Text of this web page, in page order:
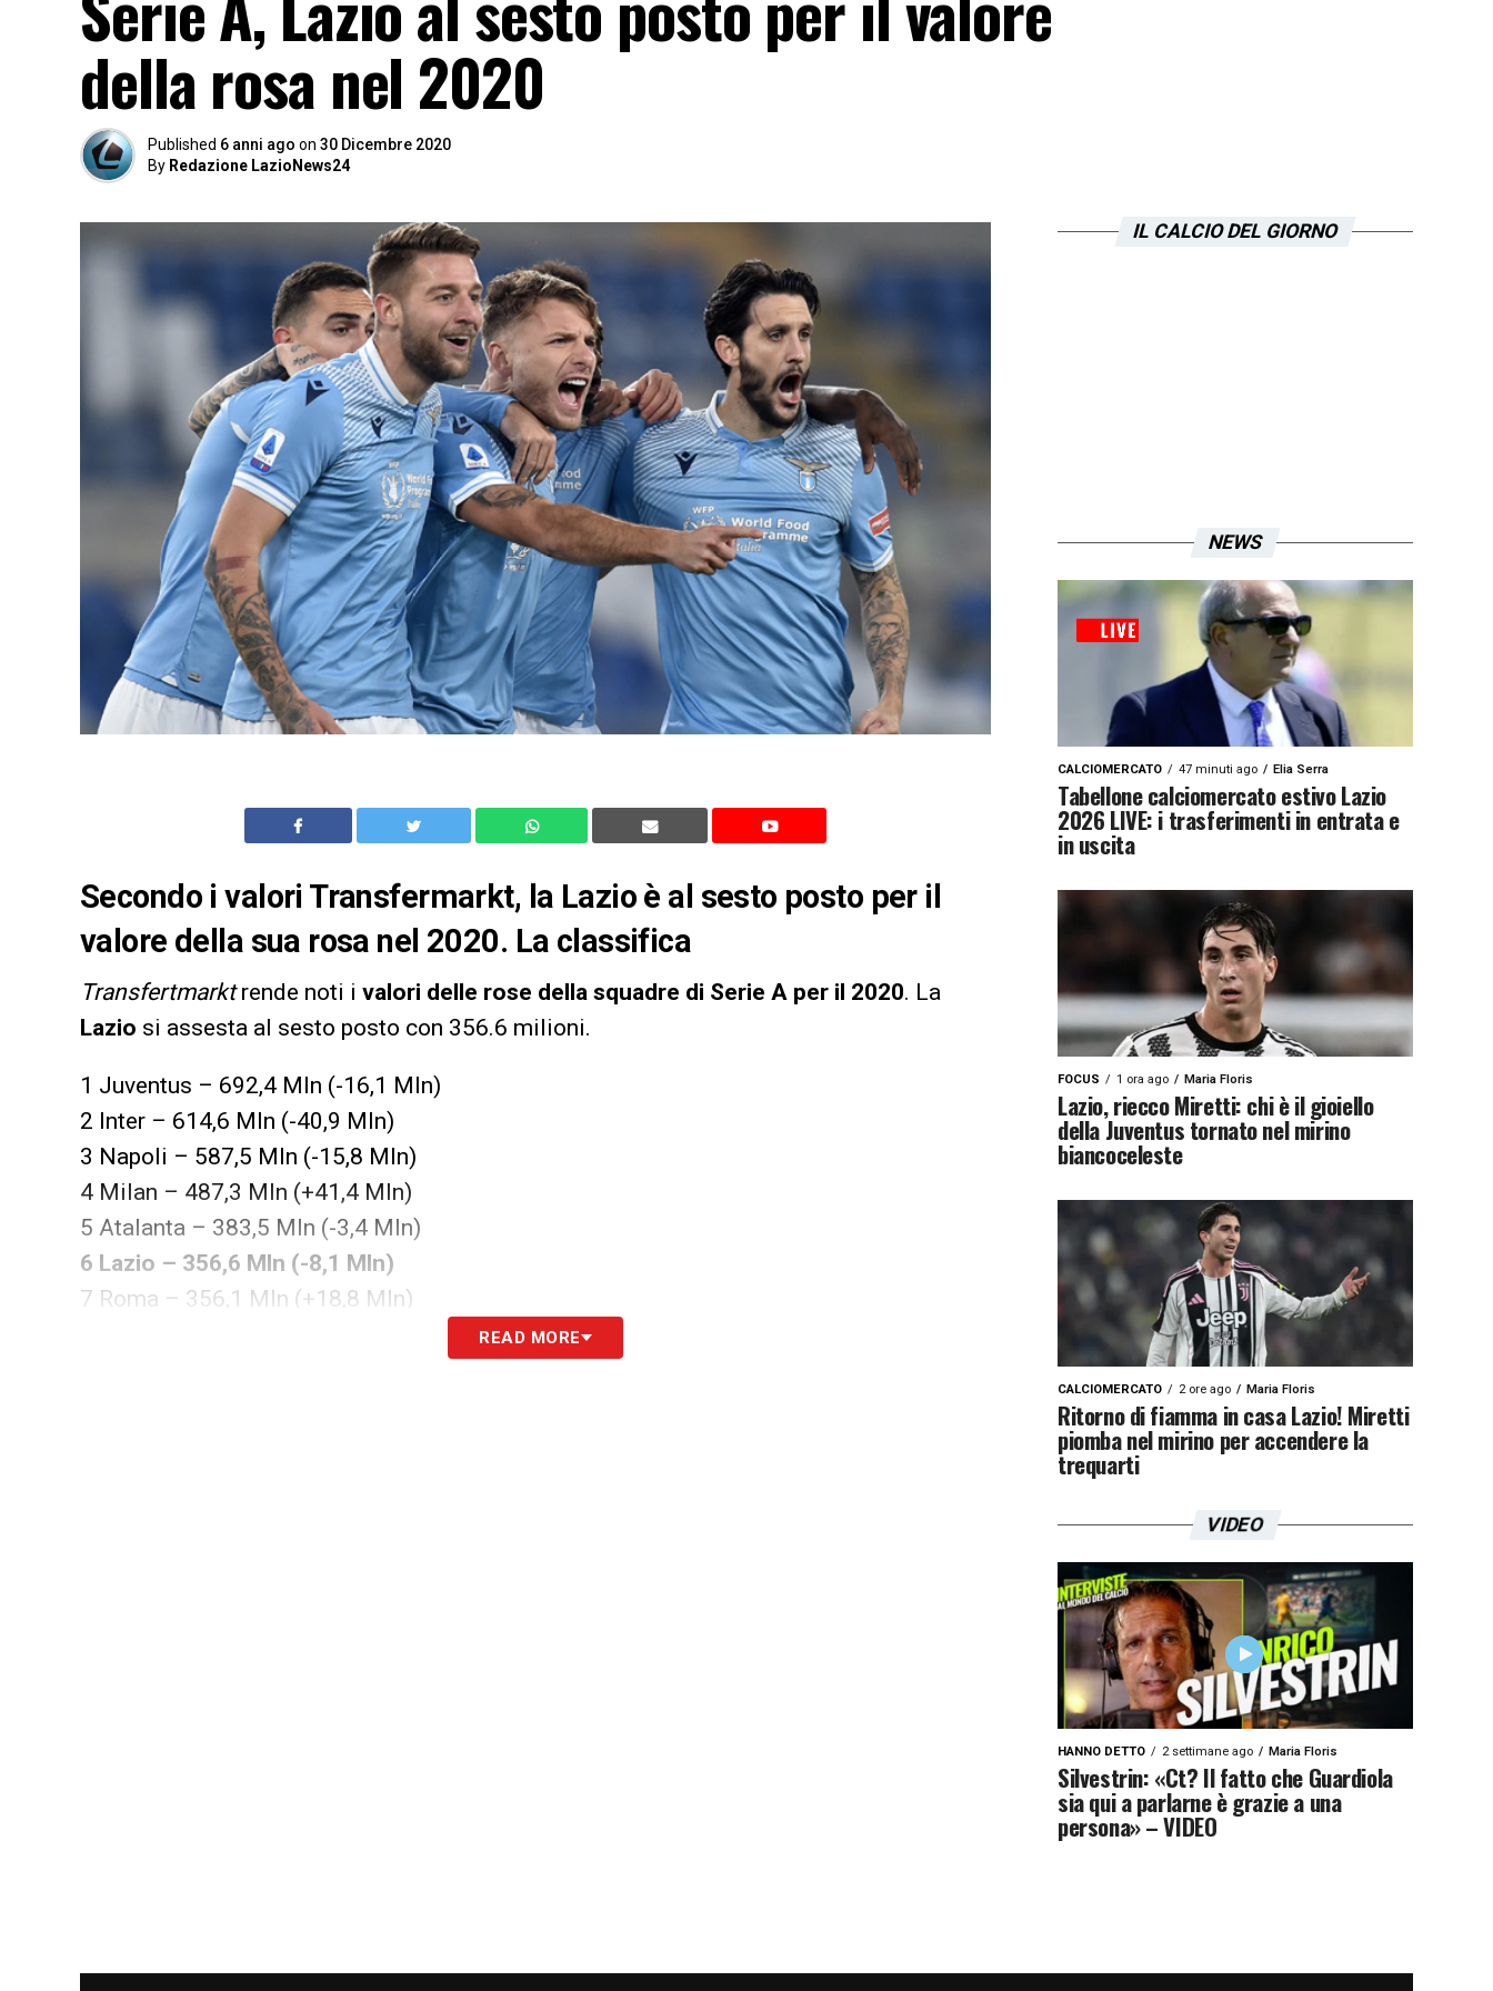
della rosa nel 2020
Published 6 anni ago on 30 Dicembre 2020
By Redazione LazioNews24
Secondo i valori Transfermarkt, la Lazio è al sesto posto per il
valore della sua rosa nel 2020. La classifica
Transfertmarktrende noti i valori delle rose della squadre di Serie A per il 2020. La
Lazio si assesta al sesto posto con 356.6 milioni.
1 Juventus – 692,4 Mln (-16,1 Mln)
2 Inter – 614,6 Mln (-40,9 Mln)
3 Napoli – 587,5 Mln (-15,8 Mln)
4 Milan – 487,3 Mln (+41,4 Mln)
5 Atalanta – 383,5 Mln (-3,4 Mln)
6 Lazio – 356,6 Mln (-8,1 Mln)
7 Roma – 356,1 Mln (+18,8 Mln)
READ MORE
IL CALCIO DEL GIORNO
NEWS
CALCIOMERCATO 47 minuti ago Elia Serra
Tabellone calciomercato estivo Lazio
2026 LIVE: i trasferimenti in entrata e
in uscita
FOCUS 1 ora ago Maria Floris
Lazio, riecco Miretti: chi è il gioiello
della Juventus tornato nel mirino
biancoceleste
CALCIOMERCATO 2 ore ago Maria Floris
Ritorno di fiamma in casa Lazio! Miretti
piomba nel mirino per accendere la
trequarti
VIDEO
HANNO DETTO 2 settimane ago Maria Floris
Silvestrin: «Ct? Il fatto che Guardiola
sia qui a parlarne è grazie a una
persona» – VIDEO